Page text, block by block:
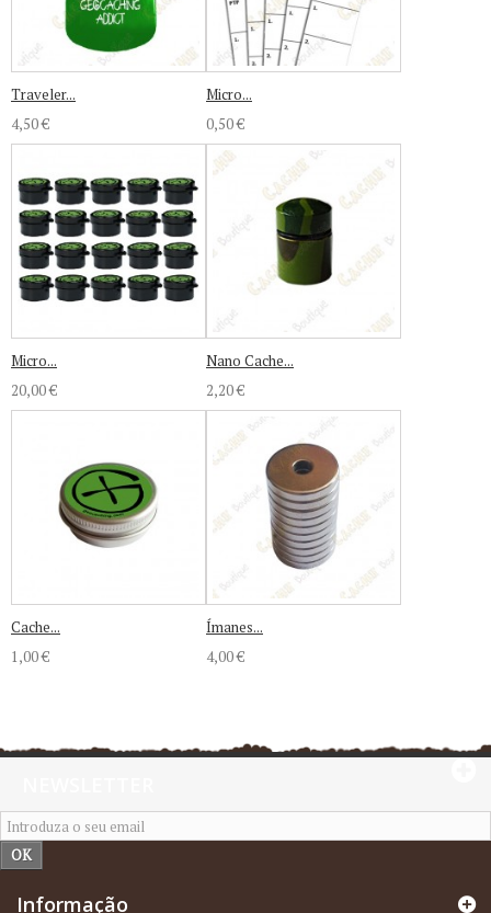
Traveler...
4,50 €
Micro...
0,50 €
Micro...
20,00 €
Nano Cache...
2,20 €
Cache...
1,00 €
Ímanes...
4,00 €
OK
Informação